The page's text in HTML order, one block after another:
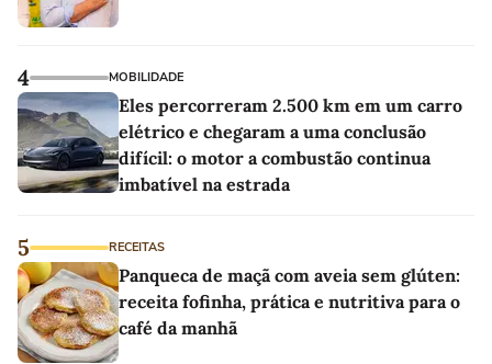
4 MOBILIDADE
Eles percorreram 2.500 km em um carro
elétrico e chegaram a uma conclusão
difícil: o motor a combustão continua
imbatível na estrada
5 RECEITAS
Panqueca de maçã com aveia sem glúten:
receita fofinha, prática e nutritiva para o
café da manhã